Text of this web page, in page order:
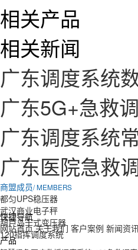
相关产品
相关新闻
广东调度系统
广东5G+急救
广东调度系统
广东医院急救
商盟成员/ MEMBERS
都匀UPS稳压器
武汉商业电子秤
葫芦岛干式变压器
120指挥调度系统
快捷导航
网站首页 关于我们 客户案例 新闻资
产品